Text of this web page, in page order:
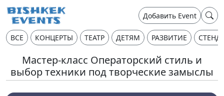
Добавить Event
ВСЕ КОНЦЕРТЫ ТЕАТР ДЕТЯМ РАЗВИТИЕ
Мастер-класс Операторский стиль и
выбор техники под творческие замыслы